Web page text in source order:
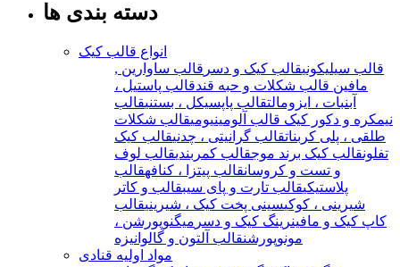
دسته بندی ها
انواع قالب کیک
قالب سیلیکونیقالب کیک و دسر قالب ساوارین ,
مافین قالب شکلات و حبه قندقالب پاستیل ،
آبنبات ، ایزومالتقالب پاپسیکل ، بستنیقالب
نیمکره و دکور کیک قالب آلومینیومیقالب شکلات
طلقی ، پلی کربناتقالب گرانیتی ، چدنیقالب کیک
تفلونقالب کیک برند موجقالب کمربندیقالب لوف
و تست و کروسانقالب پیتزا ، کنافهقالب
پلاستیکیقالب تارت و پای سیبقالب و کاتر
شیرینی ، کوکیسینی پخت کیک ، شیرینیقالب
کاپ کیک و مافینرینگ کیک و دسر میگنوپورشن ،
مونوپورشنقالب آلتون و گالوانیزه
مواد اولیه قنادی